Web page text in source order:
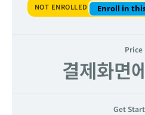
NOT ENROLLED Enroll in
Price
결제화면
Get